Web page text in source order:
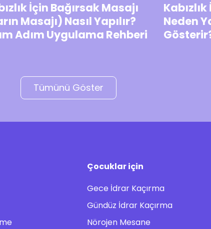
İçin Bağırsak Masajı
Masajı) Nasıl Yapılır?
Adım Uygulama Rehberi
Neden
Tümünü Göster
Çocuklar için
Gece İdrar Kaçırma
Gündüz İdrar Kaçırma
Nörojen Mesane